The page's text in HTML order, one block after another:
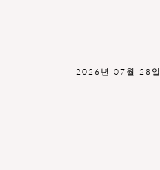
2026년 07월 28일